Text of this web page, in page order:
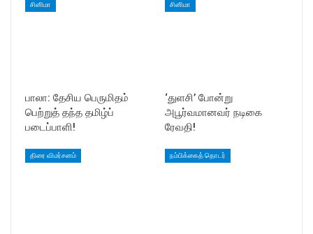
சினிமா
பாலா: தேசிய பெருமிதம்
பெற்றுத் தந்த தமிழ்ப்
படைப்பாளி!
சினிமா
‘துளசி’ போன்று
அபூர்வமானவர் நடிகை
ரேவதி!
திரை விமர்சனம் நம்பிக்கைத் தொடர்